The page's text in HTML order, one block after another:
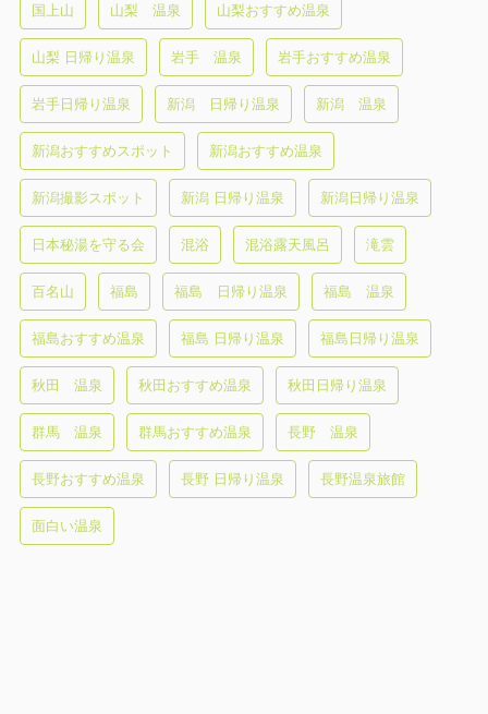
国上山 山梨 温泉 山梨おすすめ温泉
山梨 日帰り温泉 岩手 温泉 岩手おすすめ温泉
岩手日帰り温泉 新潟 日帰り温泉 新潟 温泉
新潟おすすめスポット 新潟おすすめ温泉
新潟撮影スポット 新潟 日帰り温泉 新潟日帰り温泉
日本秘湯を守る会 混浴 混浴露天風呂 滝雲
百名山 福島 福島 日帰り温泉 福島 温泉
福島おすすめ温泉 福島 日帰り温泉 福島日帰り温泉
秋田 温泉 秋田おすすめ温泉 秋田日帰り温泉
群馬 温泉 群馬おすすめ温泉 長野 温泉
長野おすすめ温泉 長野 日帰り温泉 長野温泉旅館
面白い温泉